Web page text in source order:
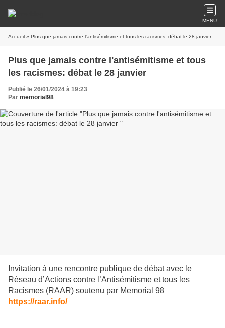
MENU
Accueil » Plus que jamais contre l'antisémitisme et tous les racismes: débat le 28 janvier
Plus que jamais contre l'antisémitisme et tous
les racismes: débat le 28 janvier
Publié le 26/01/2024 à 19:23
Par memorial98
Invitation à une rencontre publique de débat avec le
Réseau d’Actions contre l’Antisémitisme et tous les
Racismes (RAAR) soutenu par Memorial 98
https://raar.info/